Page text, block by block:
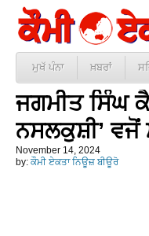
ਮੁਖੱ ਪੰਨਾ ਖ਼ਬਰਾਂ
ਜਗਮੀਤ ਸਿੰਘ
ਨਸਲਕੁਸ਼ੀ’ ਵਜੋਂ
November 14, 2024
by: ਕੌਮੀ ਏਕਤਾ ਨਿਊਜ਼ ਬੀਊਰੋ